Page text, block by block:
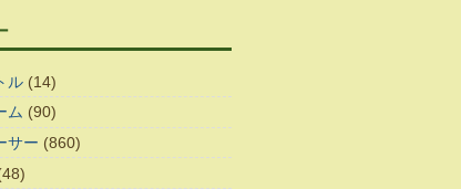
ル (14)
ム (90)
サー (860)